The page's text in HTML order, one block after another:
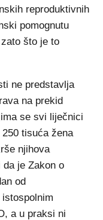
reproduktivnih
pomognutu
što je to
ne predstavlja
na prekid
se svi liječnici
tisuća žena
njihova
je Zakon o
od
a u praksi ni